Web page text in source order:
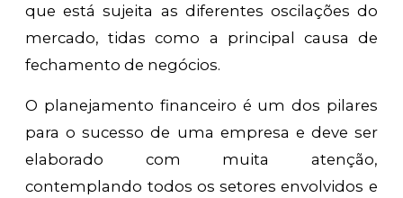
que está sujeita as diferentes oscilações do
mercado, tidas como a principal causa de
fechamento de negócios.
O planejamento financeiro é um dos pilares
para o sucesso de uma empresa e deve ser
elaborado com muita atenção,
contemplando todos os setores envolvidos e